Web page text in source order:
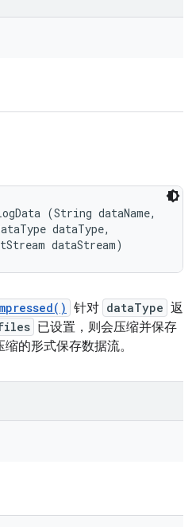
(String dataName,
dataType,
dataStream)
针对 dataType 返
files 已设置，则会压缩并保存
的形式保存数据流。